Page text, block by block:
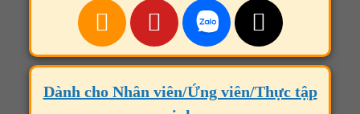
Dành cho Nhân viên/Ứng viên/Thực tập